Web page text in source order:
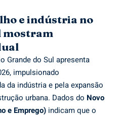
e indústria no
mostram
Grande do Sul apresenta
impulsionado
da indústria e pela expansão
urbana. Dados do Novo
e Emprego) indicam que o